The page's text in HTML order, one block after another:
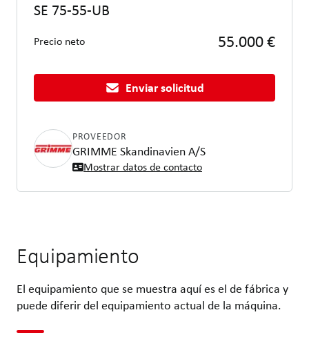
SE 75-55-UB
Precio neto 55.000 €
Enviar solicitud
PROVEEDOR
GRIMME Skandinavien A/S
Mostrar datos de contacto
Equipamiento
El equipamiento que se muestra aquí es el de fábrica y
puede diferir del equipamiento actual de la máquina.